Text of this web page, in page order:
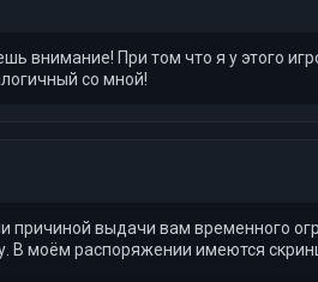
внимание! При том что я у этого
со мной!
выдачи вам временного
В моём распоряжении имеются